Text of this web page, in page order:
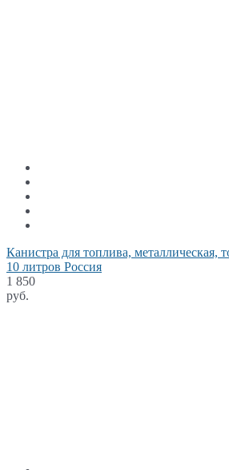
Канистра для топлива, металлическая,
10 литров Россия
1 850
руб.